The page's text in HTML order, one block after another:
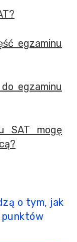
egzaminu
egzaminu
SAT mogę
o tym, jak
punktów